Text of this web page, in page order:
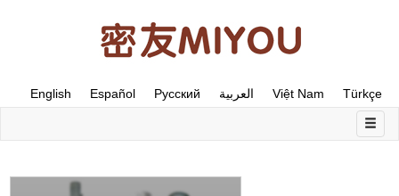
English Español Русский العربية Việt Nam Türkçe